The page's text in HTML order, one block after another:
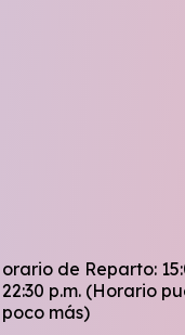
orario de Reparto:
22:30 p.m. (Horario
poco más)